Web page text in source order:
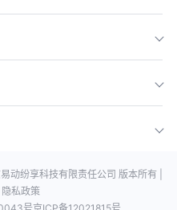
动纷享科技有限责任公司 版本所有 |
隐私政策